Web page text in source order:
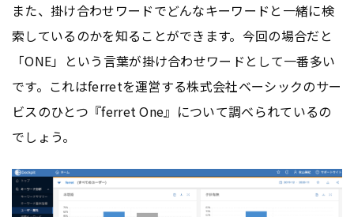
また、掛け合わせワードでどんなキーワードと一緒に検
索しているのかを知ることができます。今回の場合だと
「ONE」という言葉が掛け合わせワードとして一番多い
です。これはferretを運営する株式会社ベーシックのサー
ビスのひとつ『ferret One』について調べられているの
でしょう。